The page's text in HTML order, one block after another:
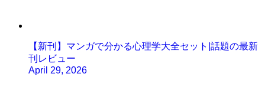
【新刊】マンガで分かる心理学大全セット|話題の最新
刊レビュー
April 29, 2026